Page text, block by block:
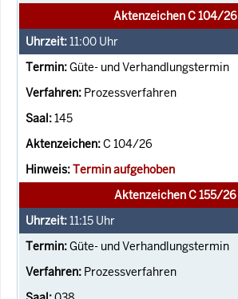
Aktenzeichen C 104/26
11:00 Uhr
Güte- und Verhandlungstermin
Prozessverfahren
145
C 104/26
Termin aufgehoben
Aktenzeichen C 155/26
11:15 Uhr
Güte- und Verhandlungstermin
Prozessverfahren